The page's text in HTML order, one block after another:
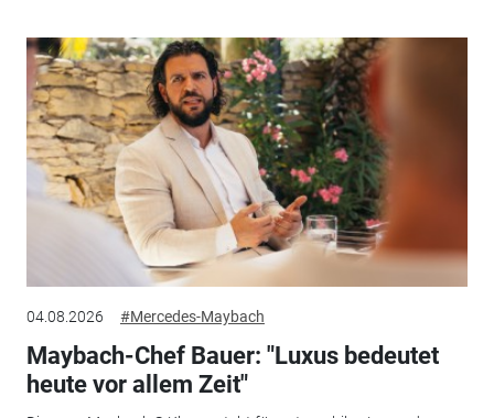
04.08.2026 #Mercedes-Maybach
Maybach-Chef Bauer: "Luxus bedeutet
heute vor allem Zeit"